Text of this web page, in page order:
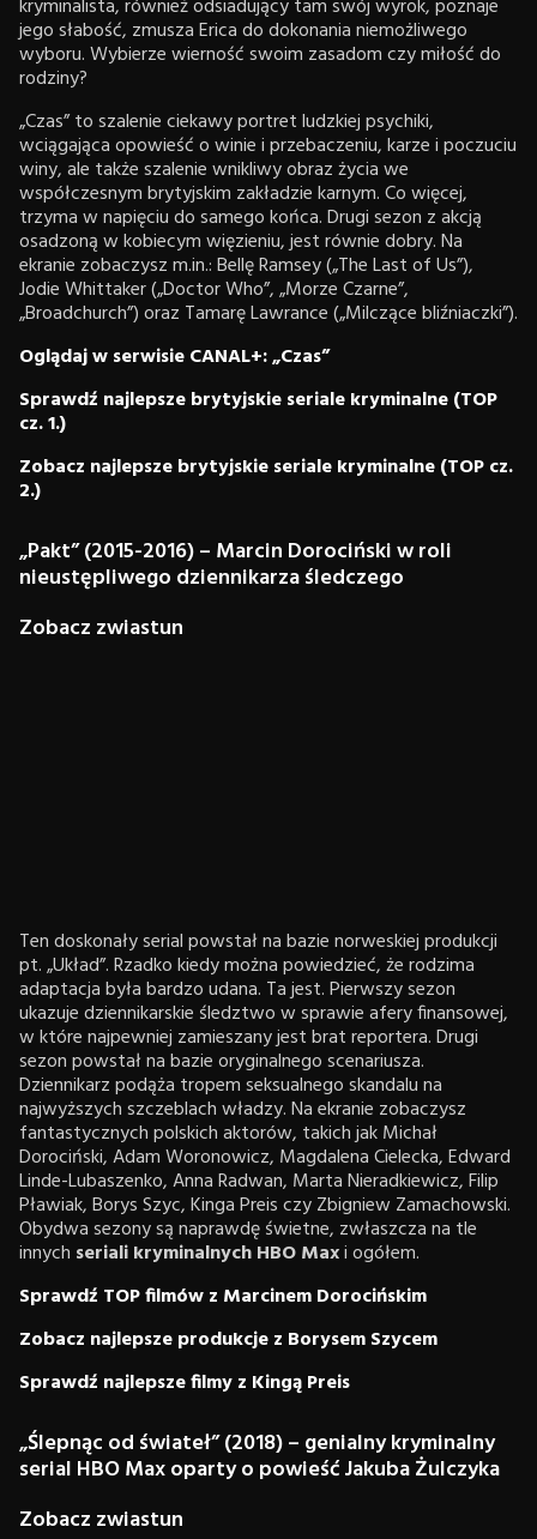
kryminalista, również odsiadujący tam swój wyrok, poznaje
jego słabość, zmusza Erica do dokonania niemożliwego
wyboru. Wybierze wierność swoim zasadom czy miłość do
rodziny?
„Czas” to szalenie ciekawy portret ludzkiej psychiki,
wciągająca opowieść o winie i przebaczeniu, karze i poczuciu
winy, ale także szalenie wnikliwy obraz życia we
współczesnym brytyjskim zakładzie karnym. Co więcej,
trzyma w napięciu do samego końca. Drugi sezon z akcją
osadzoną w kobiecym więzieniu, jest równie dobry. Na
ekranie zobaczysz m.in.: Bellę Ramsey („The Last of Us”),
Jodie Whittaker („Doctor Who”, „Morze Czarne”,
„Broadchurch”) oraz Tamarę Lawrance („Milczące bliźniaczki”).
Oglądaj w serwisie CANAL+: „Czas”
Sprawdź najlepsze brytyjskie seriale kryminalne (TOP
cz. 1.)
Zobacz najlepsze brytyjskie seriale kryminalne (TOP cz.
2.)
„Pakt” (2015-2016) – Marcin Dorociński w roli
nieustępliwego dziennikarza śledczego
Zobacz zwiastun
Ten doskonały serial powstał na bazie norweskiej produkcji
pt. „Układ”. Rzadko kiedy można powiedzieć, że rodzima
adaptacja była bardzo udana. Ta jest. Pierwszy sezon
ukazuje dziennikarskie śledztwo w sprawie afery finansowej,
w które najpewniej zamieszany jest brat reportera. Drugi
sezon powstał na bazie oryginalnego scenariusza.
Dziennikarz podąża tropem seksualnego skandalu na
najwyższych szczeblach władzy. Na ekranie zobaczysz
fantastycznych polskich aktorów, takich jak Michał
Dorociński, Adam Woronowicz, Magdalena Cielecka, Edward
Linde-Lubaszenko, Anna Radwan, Marta Nieradkiewicz, Filip
Pławiak, Borys Szyc, Kinga Preis czy Zbigniew Zamachowski.
Obydwa sezony są naprawdę świetne, zwłaszcza na tle
innych seriali kryminalnych HBOMaxi ogółem.
Sprawdź TOP filmów z Marcinem Dorocińskim
Zobacz najlepsze produkcje z Borysem Szycem
Sprawdź najlepsze filmy z Kingą Preis
„Ślepnąc od świateł” (2018) – genialny kryminalny
serial HBO Max oparty o powieść Jakuba Żulczyka
Zobacz zwiastun